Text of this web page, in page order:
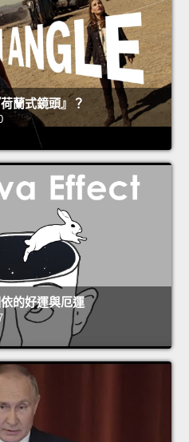
蘭式鏡頭』？
的好運與厄運